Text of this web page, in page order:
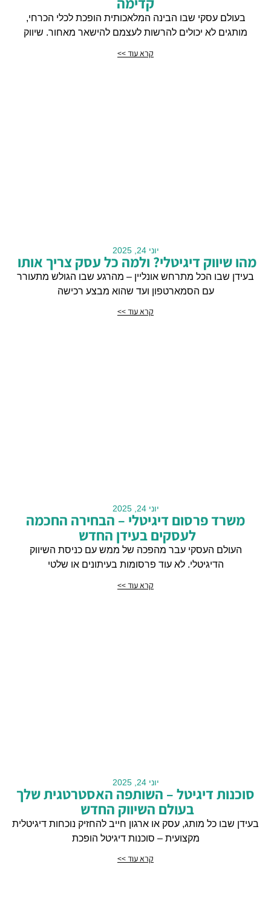
בעולם עסקי שבו הבינה המלאכותית הופכת לכלי הכרחי,
מותגים לא יכולים להרשות לעצמם להישאר מאחור. שיווק
קרא עוד >>
יוני 24, 2025
מהו שיווק דיגיטלי? ולמה כל עסק צריך אותו
בעידן שבו הכל מתרחש אונליין – מהרגע שבו הגולש מתעורר
עם הסמארטפון ועד שהוא מבצע רכישה
קרא עוד >>
יוני 24, 2025
משרד פרסום דיגיטלי – הבחירה החכמה
לעסקים בעידן החדש
העולם העסקי עבר מהפכה של ממש עם כניסת השיווק
הדיגיטלי. לא עוד פרסומות בעיתונים או שלטי
קרא עוד >>
יוני 24, 2025
סוכנות דיגיטל – השותפה האסטרטגית שלך
בעולם השיווק החדש
בעידן שבו כל מותג, עסק או ארגון חייב להחזיק נוכחות דיגיטלית
מקצועית – סוכנות דיגיטל הופכת
קרא עוד >>